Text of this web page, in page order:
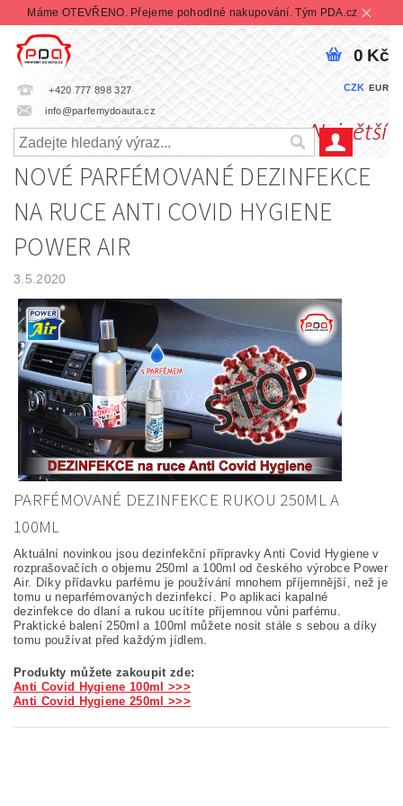
Máme OTEVŘENO. Přejeme pohodlné nakupování. Tým PDA.cz
+420 777 898 327
info@parfemydoauta.cz
CZK EUR
0 Kč
NOVÉ PARFÉMOVANÉ DEZINFEKCE
NA RUCE ANTI COVID HYGIENE
POWER AIR
3.5.2020
PARFÉMOVANÉ DEZINFEKCE RUKOU 250ML A
100ML
Aktuální novinkou jsou dezinfekční přípravky Anti Covid Hygiene v
rozprašovačích o objemu 250ml a 100ml od českého výrobce Power
Air. Díky přídavku parfému je používání mnohem příjemnější, než je
tomu u neparfémovaných dezinfekcí. Po aplikaci kapalné
dezinfekce do dlaní a rukou ucítíte příjemnou vůni parfému.
Praktické balení 250ml a 100ml můžete nosit stále s sebou a díky
tomu používat před každým jídlem.
Produkty můžete zakoupit zde:
Anti Covid Hygiene 100ml >>>
Anti Covid Hygiene 250ml >>>